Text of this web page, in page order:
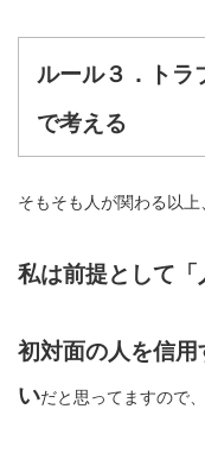
ルール３．トラ
で考える
そもそも人が関わる以上
私は前提として「
初対面の人を信
いだと思ってますので、